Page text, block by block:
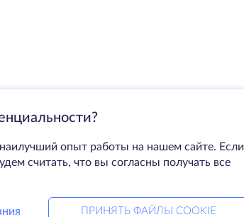
опыт работы на нашем сайте. Если
считать, что вы согласны получать все
ПРИНЯТЬ ФАЙЛЫ COOKIE